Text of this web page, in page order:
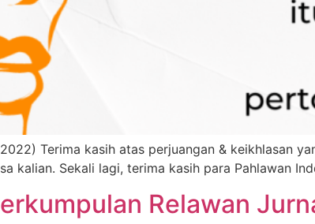
Terima kasih atas perjuangan & keikhlasan
kalian. Sekali lagi, terima kasih para Pahlawan
Relawan